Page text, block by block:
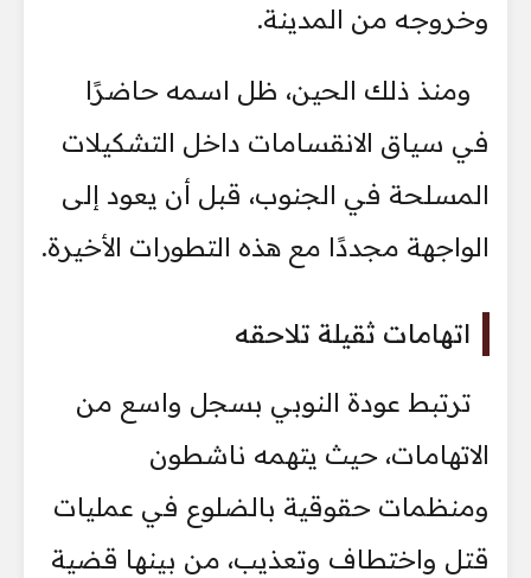
وخروجه من المدينة.
ومنذ ذلك الحين، ظل اسمه حاضرًا
في سياق الانقسامات داخل التشكيلات
المسلحة في الجنوب، قبل أن يعود إلى
الواجهة مجددًا مع هذه التطورات الأخيرة.
اتهامات ثقيلة تلاحقه
ترتبط عودة النوبي بسجل واسع من
الاتهامات، حيث يتهمه ناشطون
ومنظمات حقوقية بالضلوع في عمليات
قتل واختطاف وتعذيب، من بينها قضية